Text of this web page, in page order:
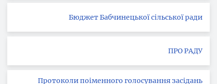
Бюджет Бабчинецької сільської ради
ПРО РАДУ
Протоколи поіменного голосування засідань